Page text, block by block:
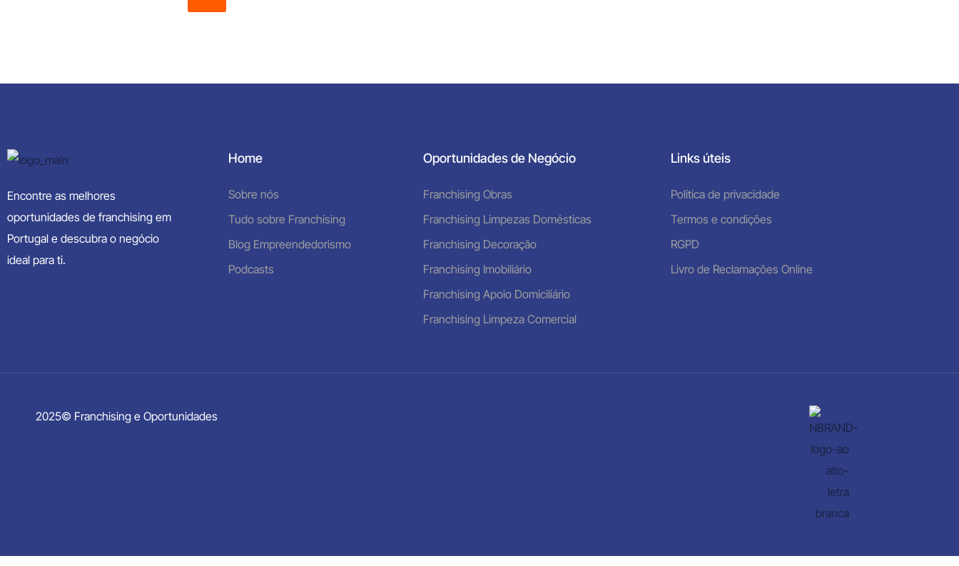
Encontre as melhores
oportunidades de franchising em
Portugal e descubra o negócio
ideal para ti.
Home
Sobre nós
Tudo sobre Franchising
Blog Empreendedorismo
Podcasts
Oportunidades de Negócio
Franchising Obras
Franchising Limpezas Domésticas
Franchising Decoração
Franchising Imobiliário
Franchising Apoio Domiciliário
Franchising Limpeza Comercial
Links úteis
Política de privacidade
Termos e condições
RGPD
Livro de Reclamações Online
2025© Franchising e Oportunidades